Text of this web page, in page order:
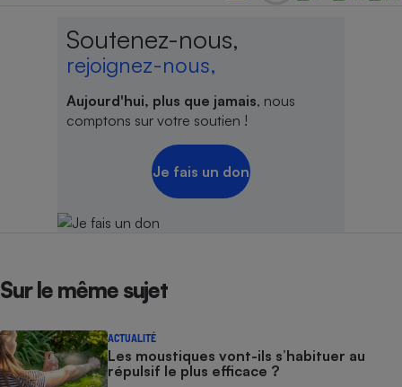
Soutenez-nous,
rejoignez-nous,
Aujourd'hui, plus que jamais, nous
comptons sur votre soutien !
Je fais un don
Sur le même sujet
ACTUALITÉ
Les moustiques vont-ils s’habituer au
répulsif le plus efficace ?